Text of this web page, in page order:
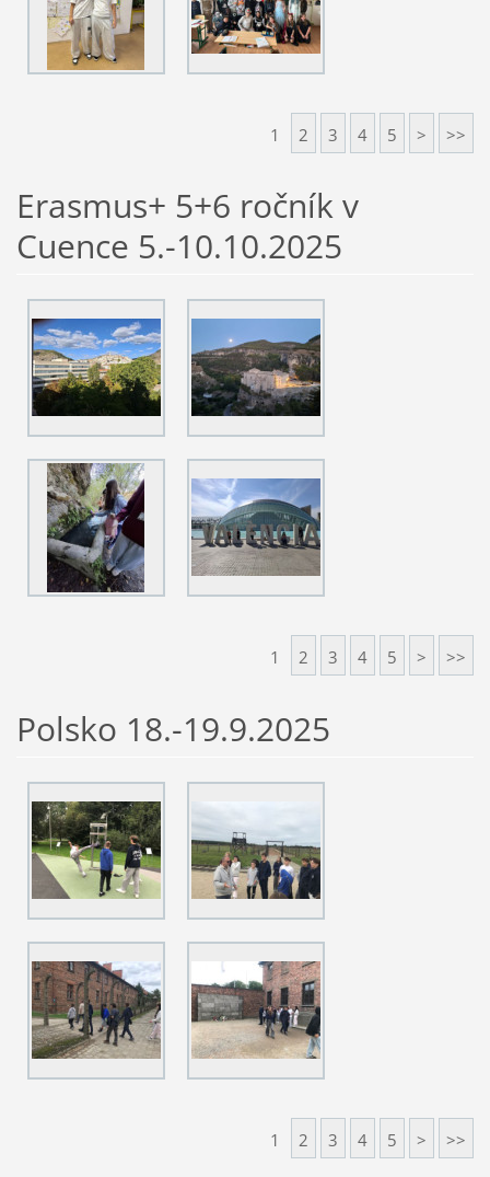
1 2 3 4 5 > >>
Erasmus+ 5+6 ročník v
Cuence 5.-10.10.2025
1 2 3 4 5 > >>
Polsko 18.-19.9.2025
1 2 3 4 5 > >>